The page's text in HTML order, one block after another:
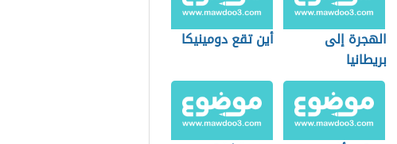
الهجرة إلى
بريطانيا
أين تقع دومينيكا